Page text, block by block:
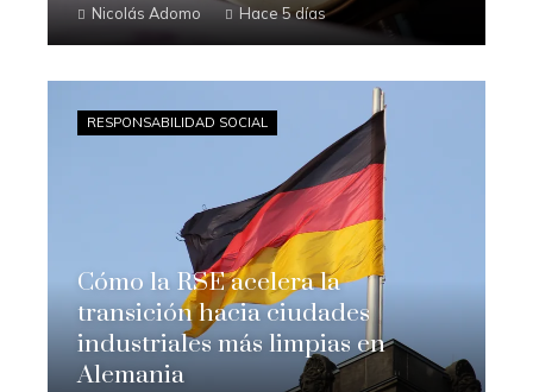
Nicolás Adomo Hace 5 días
RESPONSABILIDAD SOCIAL
Cómo la RSE acelera la
transición hacia ciudades
industriales más limpias en
Alemania